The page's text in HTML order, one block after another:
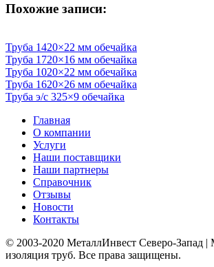
Похожие записи:
Труба 1420×22 мм обечайка
Труба 1720×16 мм обечайка
Труба 1020×22 мм обечайка
Труба 1620×26 мм обечайка
Труба э/c 325×9 обечайка
Главная
О компании
Услуги
Наши поставщики
Наши партнеры
Справочник
Отзывы
Новости
Контакты
© 2003-2020 МеталлИнвест Северо-Запад |
изоляция труб. Все права защищены.